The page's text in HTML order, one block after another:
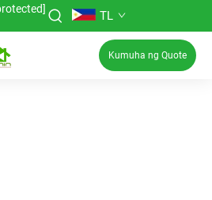
TL
Kumuha ng Quote